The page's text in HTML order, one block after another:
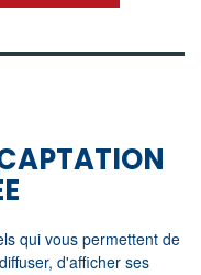
qui vous permettent de
d'afficher ses